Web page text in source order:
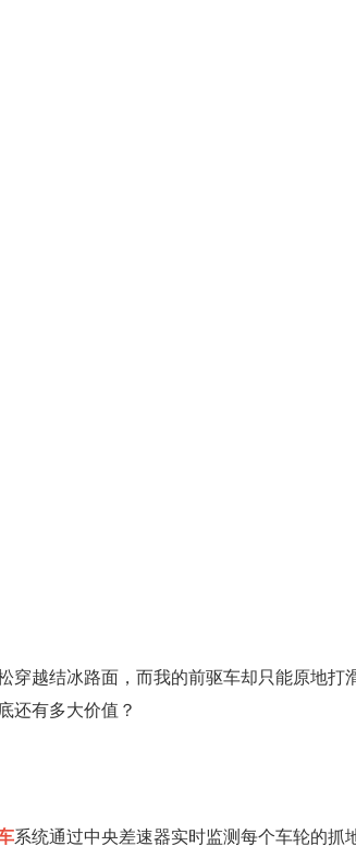
穿越结冰路面，而我的前驱车却只能原地
还有多大价值？
系统通过中央差速器实时监测每个车轮的抓